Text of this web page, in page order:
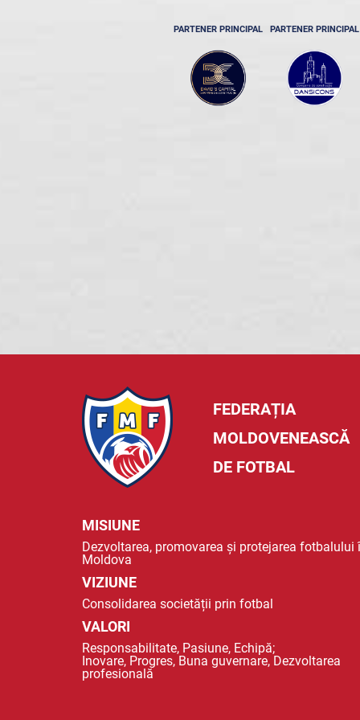
PARTENER PRINCIPAL PARTENER PRINCIPAL
FEDERAȚIA
MOLDOVENEASCĂ
DE FOTBAL
MISIUNE
Dezvoltarea, promovarea și protejarea fotbalului
Moldova
VIZIUNE
Consolidarea societății prin fotbal
VALORI
Responsabilitate, Pasiune, Echipă;
Inovare, Progres, Buna guvernare, Dezvoltarea
profesională